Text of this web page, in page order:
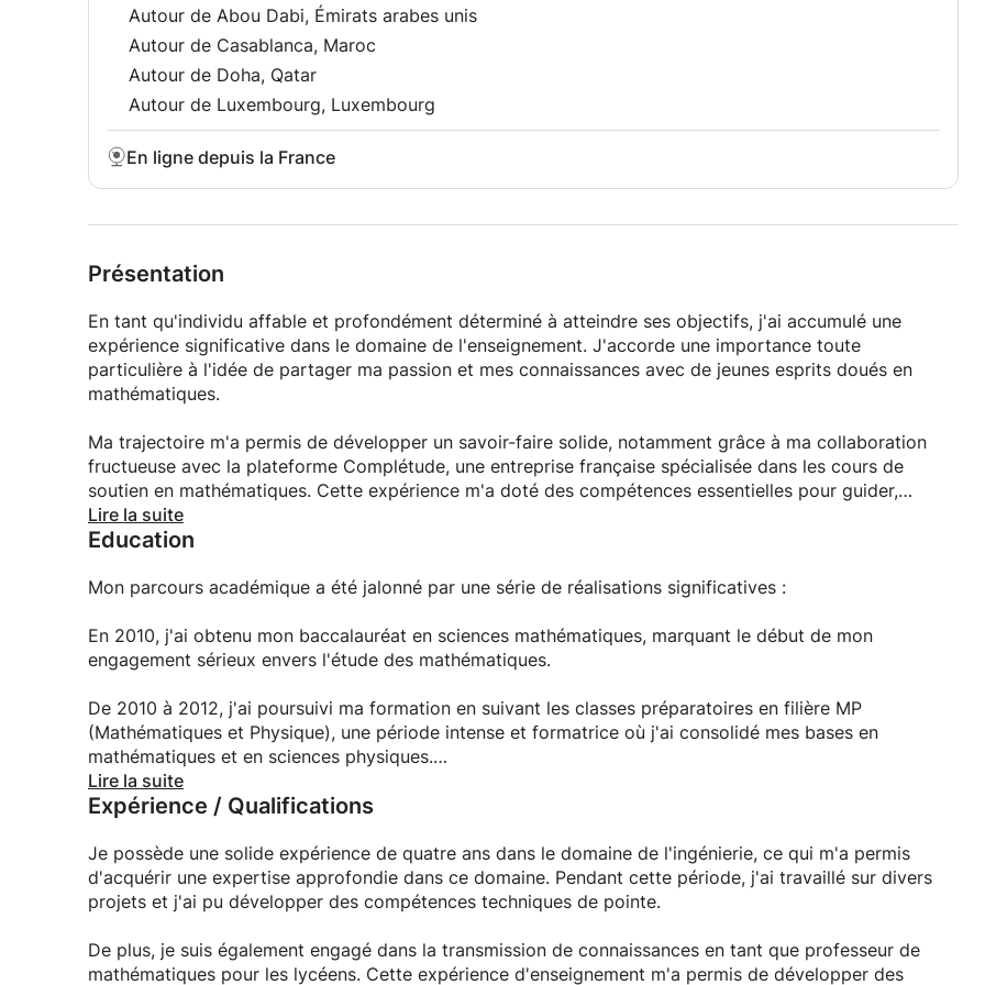
Si vous avez des questions, n'hésitez pas à me contacter. Je serai ravi de vous aider.
Autour de Abou Dabi, Émirats arabes unis
Autour de Casablanca, Maroc
Autour de Doha, Qatar
Autour de Luxembourg, Luxembourg
En ligne depuis la France
Présentation
En tant qu'individu affable et profondément déterminé à atteindre ses objectifs, j'ai accumulé une
expérience significative dans le domaine de l'enseignement. J'accorde une importance toute
particulière à l'idée de partager ma passion et mes connaissances avec de jeunes esprits doués en
mathématiques.
Ma trajectoire m'a permis de développer un savoir-faire solide, notamment grâce à ma collaboration
fructueuse avec la plateforme Complétude, une entreprise française spécialisée dans les cours de
soutien en mathématiques. Cette expérience m'a doté des compétences essentielles pour guider,
cultiver et renforcer les compétences mathématiques des lycéens, quel que soit le domaine spécifique
des mathématiques.
Je considère que l'enseignement est une vocation, une opportunité de façonner les futures générations
rechercher constamment des moyens innovants pour rendre l'apprentissage des mathématiques plus
accessible et passionnant.
En résumé, je suis convaincu de ma capacité à fournir un soutien pédagogique exceptionnel en
mathématiques, grâce à mon expérience, mon dévouement et ma passion pour cette discipline. Je suis
prêt à relever le défi de contribuer activement au succès éducatif des lycéens et à les aider à
concrétiser leur plein potentiel mathématique.
Lire la suite
Education
Mon parcours académique a été jalonné par une série de réalisations significatives :
En 2010, j'ai obtenu mon baccalauréat en sciences mathématiques, marquant le début de mon
engagement sérieux envers l'étude des mathématiques.
De 2010 à 2012, j'ai poursuivi ma formation en suivant les classes préparatoires en filière MP
(Mathématiques et Physique), une période intense et formatrice où j'ai consolidé mes bases en
mathématiques et en sciences physiques.
Après avoir réussi les classes préparatoires, j'ai intégré le cycle ingénieur d'État en 2012, et ce jusqu'en
domaine de l'ingénierie.
Maintenant, fort de mon parcours académique solide et de ma passion pour les mathématiques, je
spécialisation dans les équations différentielles. Mon ambition est de contribuer à la recherche
mathématique et d'approfondir mes connaissances dans ce domaine passionnant.
Lire la suite
Expérience / Qualifications
Je possède une solide expérience de quatre ans dans le domaine de l'ingénierie, ce qui m'a permis
d'acquérir une expertise approfondie dans ce domaine. Pendant cette période, j'ai travaillé sur divers
projets et j'ai pu développer des compétences techniques de pointe.
De plus, je suis également engagé dans la transmission de connaissances en tant que professeur de
mathématiques pour les lycéens. Cette expérience d'enseignement m'a permis de développer des